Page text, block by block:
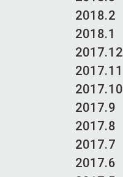
2018.2
2018.1
2017.12
2017.11
2017.10
2017.9
2017.8
2017.7
2017.6